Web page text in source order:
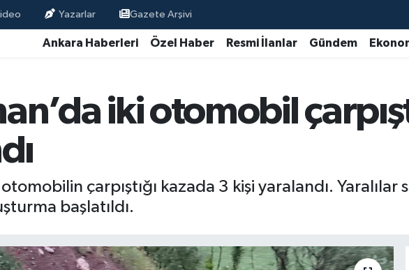
Yazarlar Gazete Arşivi
Ankara Haberleri Özel Haber Resmi İlanlar Gündem
iki otomobil
çarpıştığı kazada 3 kişi yaralandı.
başlatıldı.